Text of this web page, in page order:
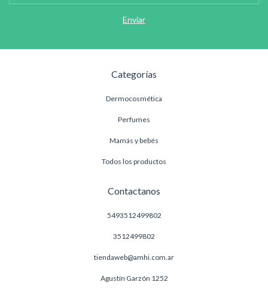
Categorías
Dermocosmética
Perfumes
Mamás y bebés
Todos los productos
Contactanos
5493512499802
3512499802
tiendaweb@amhi.com.ar
Agustín Garzón 1252